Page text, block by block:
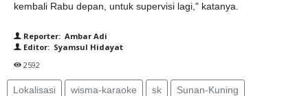
kembali Rabu depan, untuk supervisi lagi," katanya.
Reporter: Ambar Adi
Editor: Syamsul Hidayat
2592
Lokalisasi wisma-karaoke sk Sunan-Kuning